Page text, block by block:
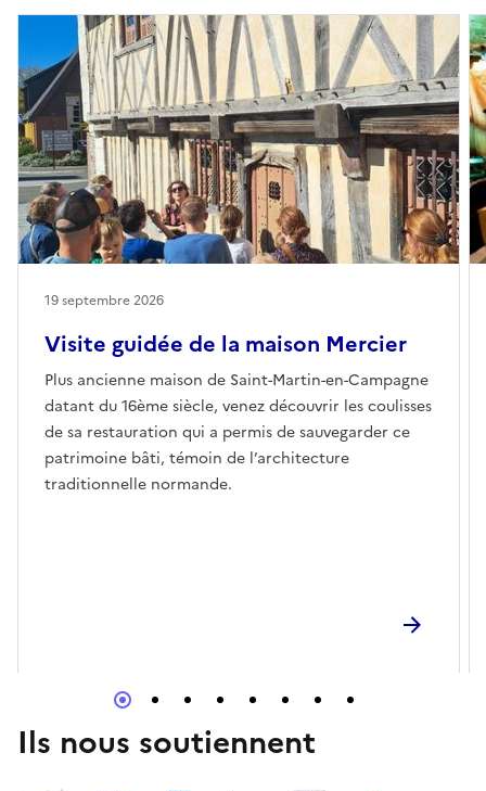
Visite guidée de la maison Mercier
Plus ancienne maison de Saint-Martin-en-Campagne
datant du 16ème siècle, venez découvrir les coulisses
de sa restauration qui a permis de sauvegarder ce
patrimoine bâti, témoin de l’architecture
traditionnelle normande.
19 septembre 2026
Ils nous soutiennent